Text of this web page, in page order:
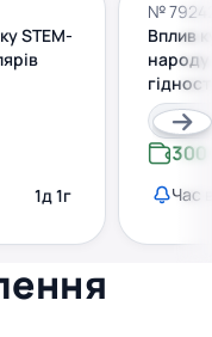
STEM-
1д 1г
№
Вплив
віку
300
Час